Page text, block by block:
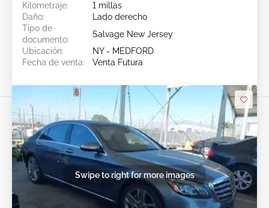
Kilometraje:
1 millas
Daño:
Lado derecho
Tipo de
documento:
Salvage New Jersey
Ubicación:
NY - MEDFORD
Fecha de venta:
Venta Futura
Swipe to right for more images